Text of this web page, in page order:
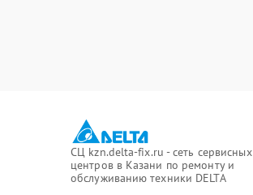
СЦ kzn.delta-fix.ru - сеть сервисных
центров в Казани по ремонту и
обслуживанию техники DELTA